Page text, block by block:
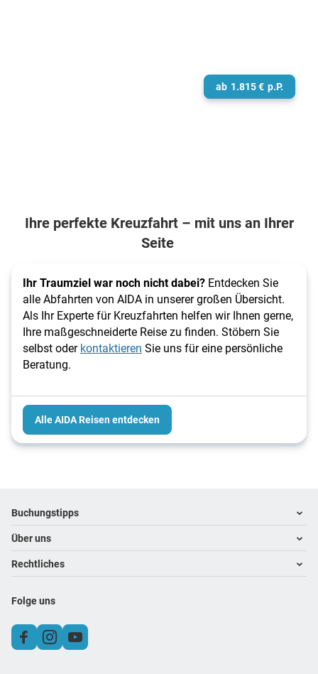
ab 1.815€ p.P.
Ihre perfekte Kreuzfahrt – mit uns an Ihrer
Seite
Ihr Traumziel war noch nicht dabei? Entdecken Sie
alle Abfahrten von AIDA in unserer großen Übersicht.
Als Ihr Experte für Kreuzfahrten helfen wir Ihnen gerne,
Ihre maßgeschneiderte Reise zu finden. Stöbern Sie
selbst oderkontaktieren Sie uns für eine persönliche
Beratung.
Alle AIDA Reisen entdecken
Footer navigation
Buchungstipps
Warum im Reisebüro buchen
Hoteltipps
Reisewelten
Über uns
Kontakt
Karriere
Kundenfeedback
Rechtliches
Vermittler-AGB
Folge uns